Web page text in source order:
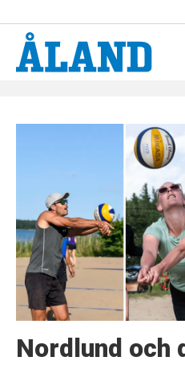
Tag:
beachvolley
Nordlund och